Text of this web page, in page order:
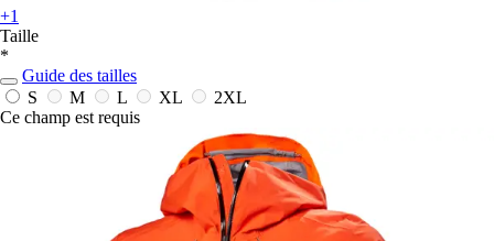
+1
Taille
*
Guide des tailles
S
M L XL
2XL
Ce champ est requis